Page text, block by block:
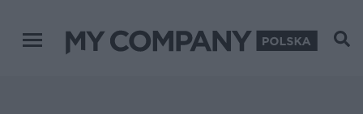
Menu główne